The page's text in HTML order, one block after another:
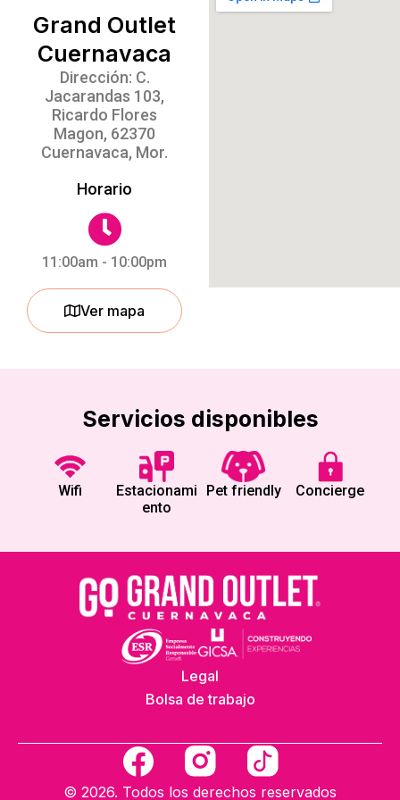
Grand Outlet
Cuernavaca
Dirección: C.
Jacarandas 103,
Ricardo Flores
Magon, 62370
Cuernavaca, Mor.
Horario
11:00am - 10:00pm
Ver mapa
Servicios disponibles
Wifi
Estacionami
ento
Pet friendly Concierge
Legal
Bolsa de trabajo
F
a
© 2026. Todos los derechos reservados